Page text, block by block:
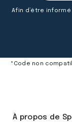
Afin d’être
*Code non
À propos de